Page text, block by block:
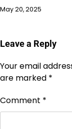
May 20, 2025
Leave a Reply
Your email
are marked *
Comment *